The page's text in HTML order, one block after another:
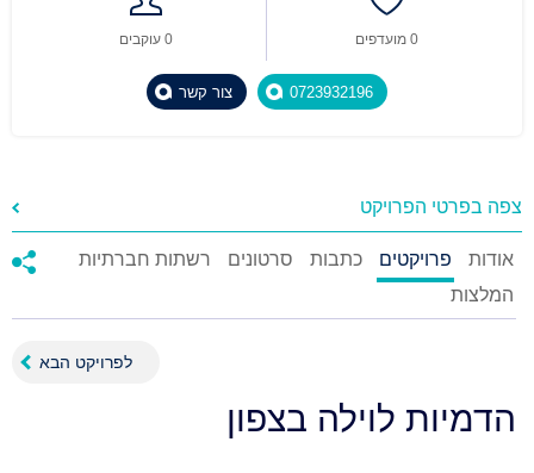
0 עוקבים 0 מועדפים
צור קשר 0723932196
צפה בפרטי הפרויקט
אודות פרויקטים כתבות סרטונים
רשתות חברתיות
המלצות
לפרויקט הבא
הדמיות לוילה בצפון